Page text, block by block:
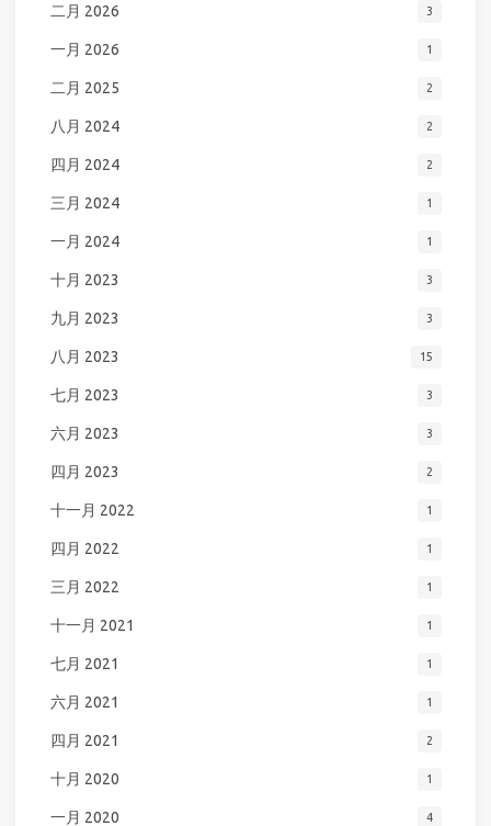
二月 2026 3
一月 2026 1
二月 2025 2
八月 2024 2
四月 2024 2
三月 2024 1
一月 2024 1
十月 2023 3
九月 2023 3
八月 2023 15
七月 2023 3
六月 2023 3
四月 2023 2
十一月 2022 1
四月 2022 1
三月 2022 1
十一月 2021 1
七月 2021 1
六月 2021 1
四月 2021 2
十月 2020 1
一月 2020 4